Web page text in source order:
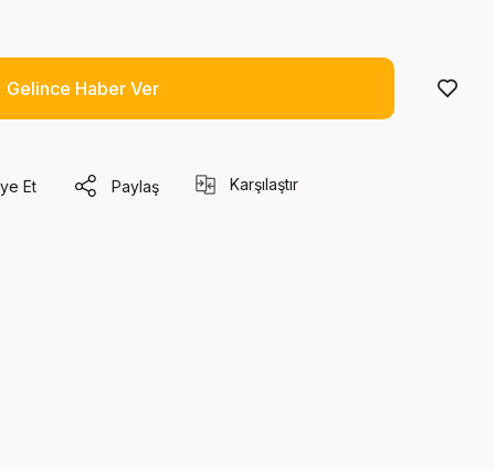
Gelince Haber Ver
Et Paylaş Karşılaştır